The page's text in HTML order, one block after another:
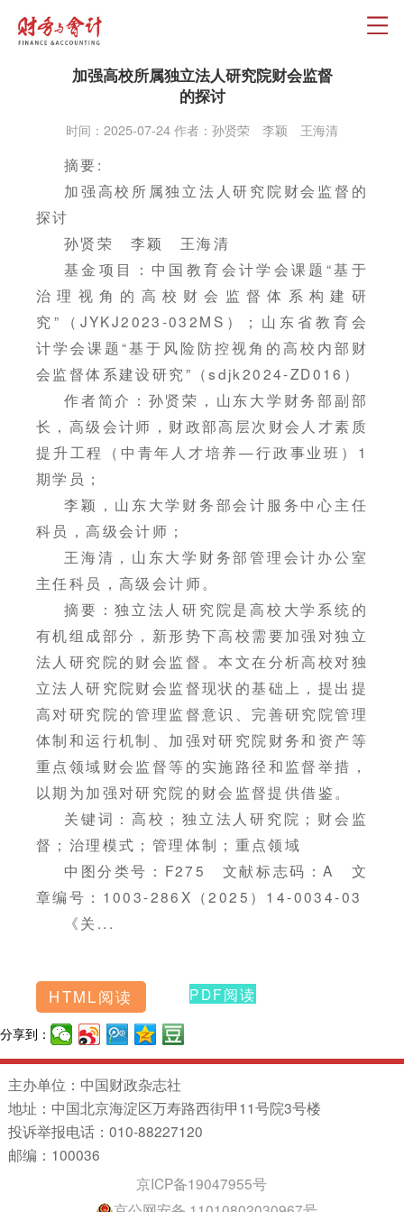
加强高校所属独立法人研究院财会监督
的探讨
时间：2025-07-24 作者：孙贤荣 李颖 王海清
摘要:
加强高校所属独立法人研究院财会监督的
探讨
孙贤荣 李颖 王海清
基金项目：中国教育会计学会课题“基于
治理视角的高校财会监督体系构建研
究”（JYKJ2023-032MS）；山东省教育会
计学会课题“基于风险防控视角的高校内部财
会监督体系建设研究”（sdjk2024-ZD016）
作者简介：孙贤荣，山东大学财务部副部
长，高级会计师，财政部高层次财会人才素质
提升工程（中青年人才培养—行政事业班）1
期学员；
李颖，山东大学财务部会计服务中心主任
科员，高级会计师；
王海清，山东大学财务部管理会计办公室
主任科员，高级会计师。
摘要：独立法人研究院是高校大学系统的
有机组成部分，新形势下高校需要加强对独立
法人研究院的财会监督。本文在分析高校对独
立法人研究院财会监督现状的基础上，提出提
高对研究院的管理监督意识、完善研究院管理
体制和运行机制、加强对研究院财务和资产等
重点领域财会监督等的实施路径和监督举措，
以期为加强对研究院的财会监督提供借鉴。
关键词：高校；独立法人研究院；财会监
督；治理模式；管理体制；重点领域
中图分类号：F275 文献标志码：A 文
章编号：1003-286X（2025）14-0034-03
《关...
HTML阅读 PDF阅读
分享到：
主办单位：中国财政杂志社
地址：中国北京海淀区万寿路西街甲11号院3号楼
投诉举报电话：010-88227120
邮编：100036
京ICP备19047955号